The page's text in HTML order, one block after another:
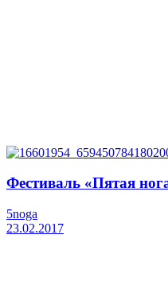
Фестиваль «Пятая
5noga
23.02.2017